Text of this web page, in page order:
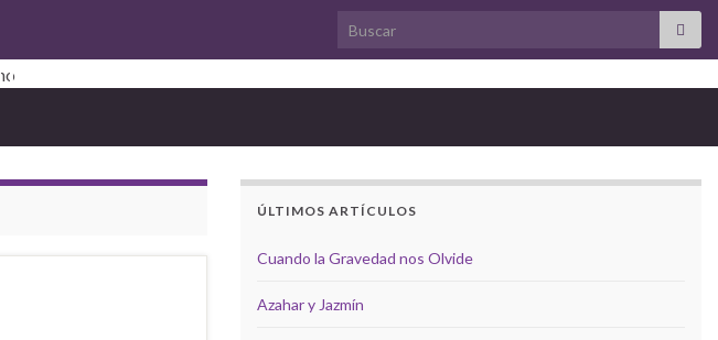
Search for:
ÚLTIMOS ARTÍCULOS
Cuando la Gravedad nos Olvide
Azahar y Jazmín